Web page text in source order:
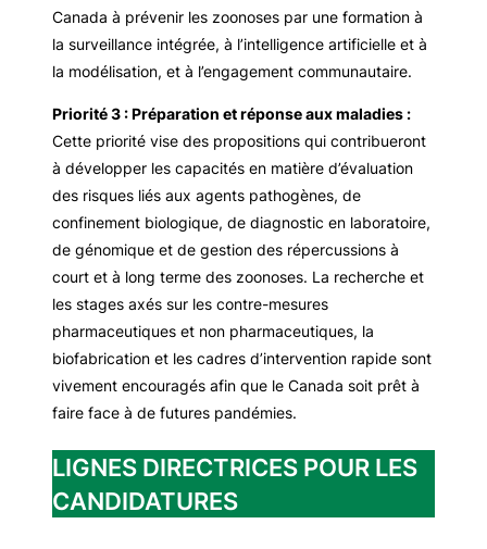
Canada à prévenir les zoonoses par une formation à
la surveillance intégrée, à l’intelligence artificielle et à
la modélisation, et à l’engagement communautaire.
Priorité 3 : Préparation et réponse aux maladies :
Cette priorité vise des propositions qui contribueront
à développer les capacités en matière d’évaluation
des risques liés aux agents pathogènes, de
confinement biologique, de diagnostic en laboratoire,
de génomique et de gestion des répercussions à
court et à long terme des zoonoses. La recherche et
les stages axés sur les contre-mesures
pharmaceutiques et non pharmaceutiques, la
biofabrication et les cadres d’intervention rapide sont
vivement encouragés afin que le Canada soit prêt à
faire face à de futures pandémies.
LIGNES DIRECTRICES POUR LES
CANDIDATURES